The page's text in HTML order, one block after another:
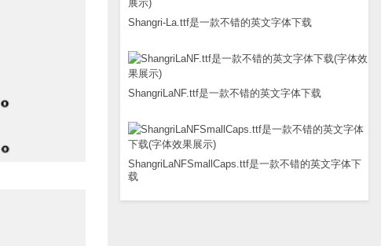
Shangri-La.ttf是一款不错的英文字体下载
ShangriLaNF.ttf是一款不错的英文字体下载
ShangriLaNFSmallCaps.ttf是一款不错的英文字体下
载